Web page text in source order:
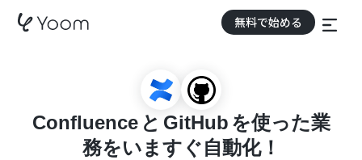
無料で始める
Confluence と GitHub を使った業
務をいますぐ自動化！